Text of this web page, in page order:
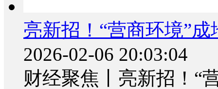
亮新招！“营商环境”
2026-02-06 20:03:04
财经聚焦丨亮新招！“